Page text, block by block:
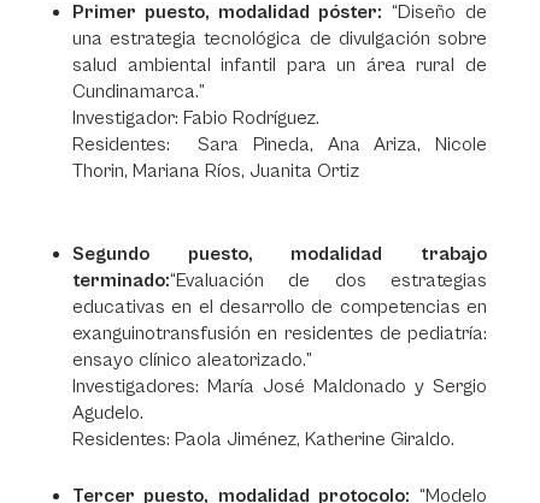
Primer puesto, modalidad póster: “Diseño de
una estrategia tecnológica de divulgación sobre
salud ambiental infantil para un área rural de
Cundinamarca.”
Investigador: Fabio Rodríguez.
Residentes: Sara Pineda, Ana Ariza, Nicole
Thorin, Mariana Ríos, Juanita Ortiz
Segundo puesto, modalidad trabajo
terminado:“Evaluación de dos estrategias
educativas en el desarrollo de competencias en
exanguinotransfusión en residentes de pediatría:
ensayo clínico aleatorizado.”
Investigadores: María José Maldonado y Sergio
Agudelo.
Residentes: Paola Jiménez, Katherine Giraldo.
Tercer puesto, modalidad protocolo: “Modelo